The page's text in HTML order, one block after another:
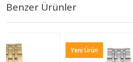
Benzer Ürünler